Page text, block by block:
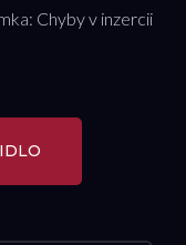
Chyby v inzercii
VOZIDLO